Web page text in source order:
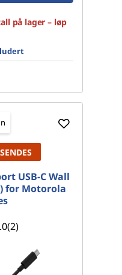
på lager – løp
USB-C Wall
for Motorola
(2)